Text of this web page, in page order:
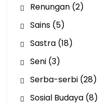
Renungan(2)
Sains(5)
Sastra(18)
Seni(3)
Serba-serbi(28)
Sosial Budaya(8)